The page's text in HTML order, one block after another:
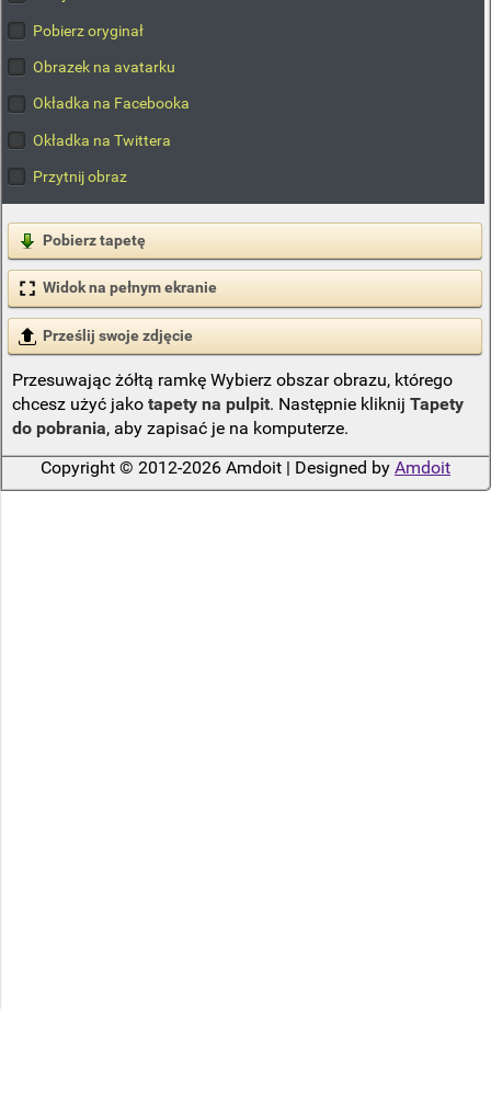
Pobierz oryginał
Obrazek na avatarku
Okładka na Facebooka
Okładka na Twittera
Przytnij obraz
Pobierz tapetę
Widok na pełnym ekranie
Prześlij swoje zdjęcie
Przesuwając żółtą ramkę Wybierz obszar obrazu, którego
chcesz użyć jako tapety na pulpit. Następnie kliknij Tapety
do pobrania, aby zapisać je na komputerze.
Copyright © 2012-2026 Amdoit | Designed by Amdoit